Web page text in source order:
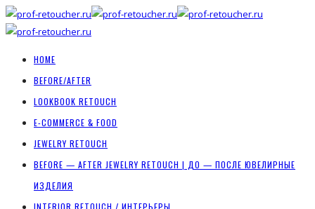
HOME
BEFORE/AFTER
LOOKBOOK RETOUCH
E-COMMERCE & FOOD
JEWELRY RETOUCH
BEFORE — AFTER JEWELRY RETOUCH | ДО — ПОСЛЕ ЮВЕЛИРНЫЕ
ИЗДЕЛИЯ
INTERIOR RETOUCH / ИНТЕРЬЕРЫ